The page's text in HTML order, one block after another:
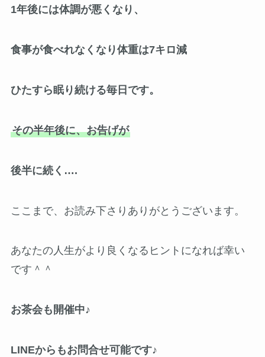
1年後には体調が悪くなり、
食事が食べれなくなり体重は7キロ減
ひたすら眠り続ける毎日です。
その半年後に、お告げが
後半に続く….
ここまで、お読み下さりありがとうございます。
あなたの人生がより良くなるヒントになれば幸い
です＾＾
お茶会も開催中♪
LINEからもお問合せ可能です♪